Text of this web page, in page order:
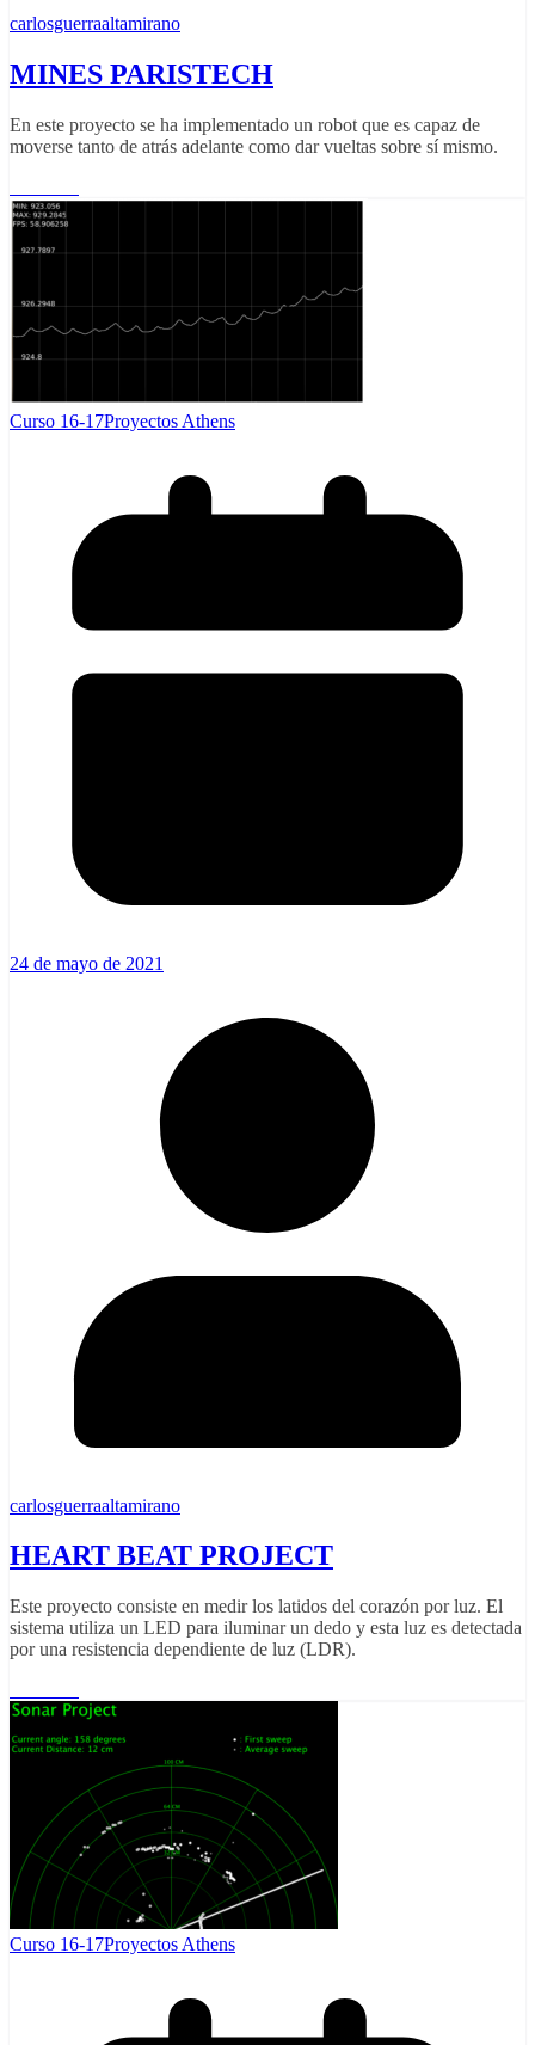
carlosguerraaltamirano
MINES PARISTECH
En este proyecto se ha implementado un robot que es capaz de
moverse tanto de atrás adelante como dar vueltas sobre sí mismo.
Curso 16-17Proyectos Athens
24 de mayo de 2021
carlosguerraaltamirano
HEART BEAT PROJECT
Este proyecto consiste en medir los latidos del corazón por luz. El
sistema utiliza un LED para iluminar un dedo y esta luz es detectada
por una resistencia dependiente de luz (LDR).
Curso 16-17Proyectos Athens